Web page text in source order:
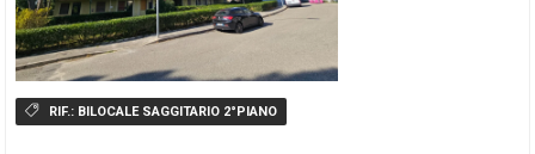
RIF.: BILOCALE SAGGITARIO 2°PIANO